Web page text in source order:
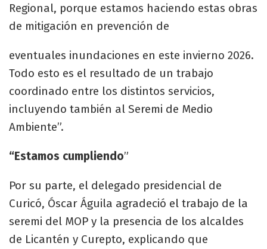
Regional, porque estamos haciendo estas obras
de mitigación en prevención de
eventuales inundaciones en este invierno 2026.
Todo esto es el resultado de un trabajo
coordinado entre los distintos servicios,
incluyendo también al Seremi de Medio
Ambiente”.
“Estamos cumpliendo”
Por su parte, el delegado presidencial de
Curicó, Óscar Águila agradeció el trabajo de la
seremi del MOP y la presencia de los alcaldes
de Licantén y Curepto, explicando que